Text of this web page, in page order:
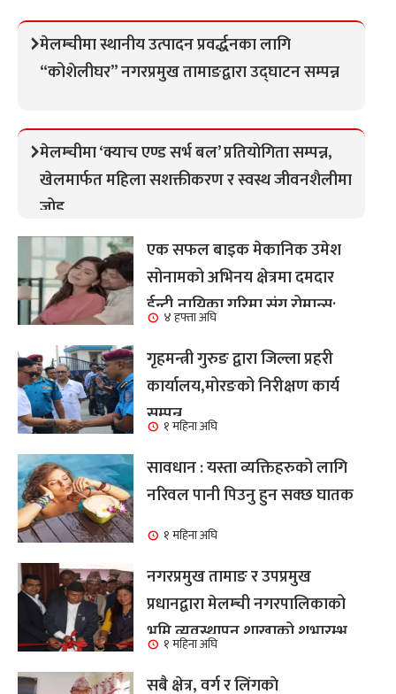
मेलम्चीमा स्थानीय उत्पादन प्रवर्द्धनका लागि
“कोशेलीघर” नगरप्रमुख तामाङद्वारा उद्घाटन सम्पन्न
मेलम्चीमा ‘क्याच एण्ड सर्भ बल’ प्रतियोगिता सम्पन्न,
खेलमार्फत महिला सशक्तीकरण र स्वस्थ जीवनशैलीमा
जोड
एक सफल बाइक मेकानिक उमेश
सोनामको अभिनय क्षेत्रमा दमदार
ईन्ट्री,नायिका गरिमा संग रोमान्स:
हेर्नुहोस भिडियो ।
४ हफ्ता अघि
गृहमन्त्री गुरुङ द्वारा जिल्ला प्रहरी
कार्यालय,मोरङको निरीक्षण कार्य
सम्पन्न१ महिना अघि
सावधान : यस्ता व्यक्तिहरुको लागि
नरिवल पानी पिउनु हुन सक्छ घातक
१ महिना अघि
नगरप्रमुख तामाङ र उपप्रमुख
प्रधानद्वारा मेलम्ची नगरपालिकाको
भूमि व्यवस्थापन शाखाको शुभारम्भ
कार्य सम्पन्न
१ महिना अघि
सबै क्षेत्र, वर्ग र लिंगकाे